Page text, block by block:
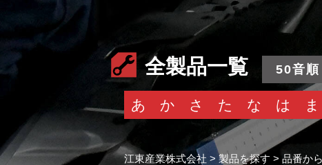
全製品一覧 50音順
あ か さ た な は ま
江東産業株式会社 > 製品を探す > 品番か